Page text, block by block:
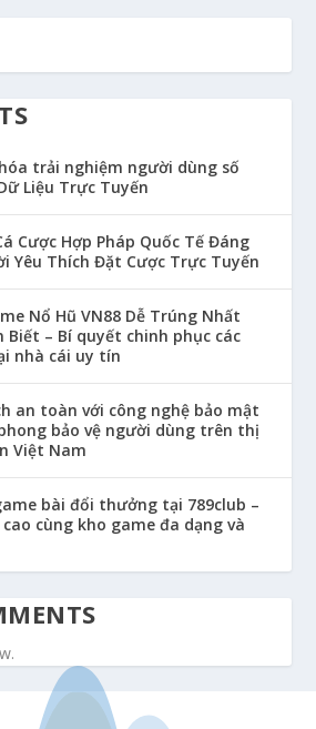
trải nghiệm người dùng số
Liệu Trực Tuyến
Cược Hợp Pháp Quốc Tế Đáng
Yêu Thích Đặt Cược Trực Tuyến
Nổ Hũ VN88 Dễ Trúng Nhất
Biết – Bí quyết chinh phục các
nhà cái uy tín
an toàn với công nghệ bảo mật
bảo vệ người dùng trên thị
Việt Nam
bài đổi thưởng tại 789club –
cùng kho game đa dạng và